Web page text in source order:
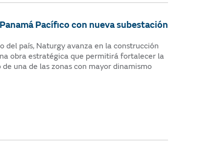
Pacífico con nueva subestación
país, Naturgy avanza en la construcción
obra estratégica que permitirá fortalecer la
una de las zonas con mayor dinamismo